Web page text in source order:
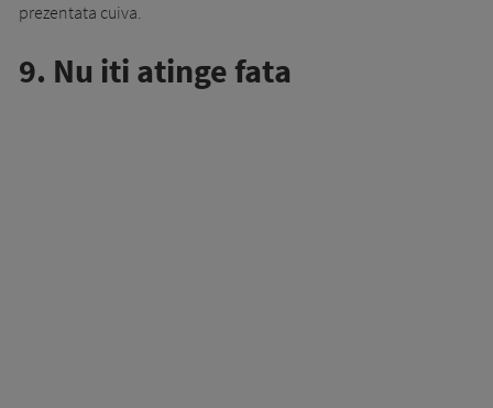
prezentata cuiva.
9. Nu iti atinge fata